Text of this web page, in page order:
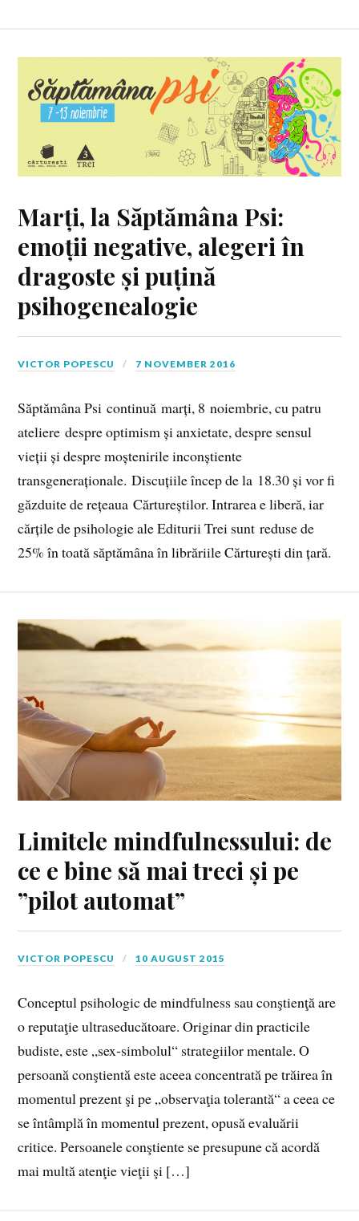
Marți, la Săptămâna Psi:
emoții negative, alegeri în
dragoste și puțină
psihogenealogie
VICTOR POPESCU 7 NOVEMBER 2016
Săptămâna Psi continuă marți, 8 noiembrie, cu patru
ateliere despre optimism și anxietate, despre sensul
vieții și despre moștenirile inconștiente
transgeneraționale. Discuțiile încep de la 18.30 și vor fi
găzduite de rețeaua Cărtureștilor. Intrarea e liberă, iar
cărțile de psihologie ale Editurii Trei sunt reduse de
25% în toată săptămâna în librăriile Cărturești din țară.
Limitele mindfulnessului: de
ce e bine să mai treci și pe
”pilot automat”
VICTOR POPESCU 10 AUGUST 2015
Conceptul psihologic de mindfulness sau conştienţă are
o reputaţie ultraseducătoare. Originar din practicile
budiste, este „sex-simbolul“ strategiilor mentale. O
persoană conştientă este aceea concentrată pe trăirea în
momentul prezent şi pe „observaţia tolerantă“ a ceea ce
se întâmplă în momentul prezent, opusă evaluării
critice. Persoanele conştiente se presupune că acordă
mai multă atenţie vieţii şi […]